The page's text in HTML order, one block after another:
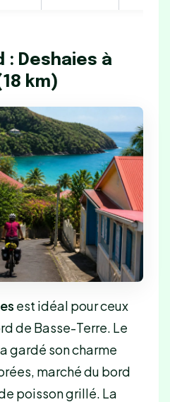
: Deshaies à
km)
est idéal pour ceux
de Basse-Terre. Le
gardé son charme
marché du bord
poisson grillé. La